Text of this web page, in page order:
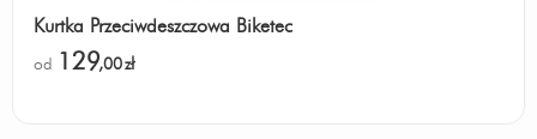
Kurtka Przeciwdeszczowa Biketec
od 129,00zł